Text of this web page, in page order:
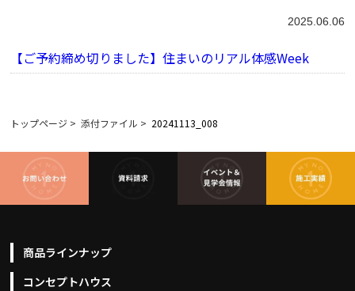
2025.06.06
【ご予約締め切りました】住まいのリアル体感Week
トップページ > 添付ファイル > 20241113_008
商品ラインナップ
コンセプトハウス